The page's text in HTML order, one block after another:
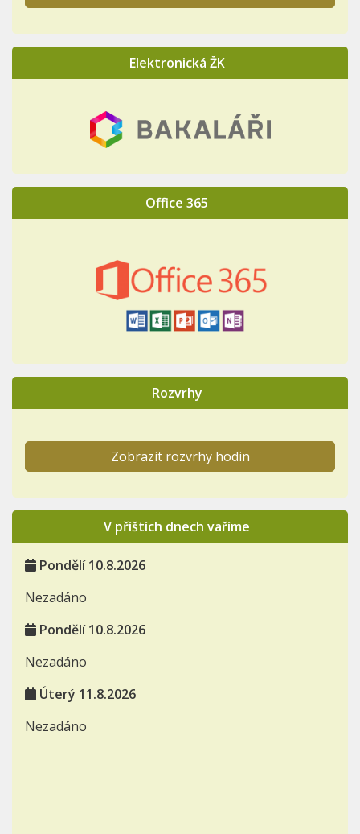
Elektronická ŽK
Office 365
Rozvrhy
Zobrazit rozvrhy hodin
V příštích dnech vaříme
Pondělí 10.8.2026
Nezadáno
Pondělí 10.8.2026
Nezadáno
Úterý 11.8.2026
Nezadáno